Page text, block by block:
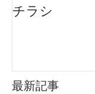
チラシ
最新記事